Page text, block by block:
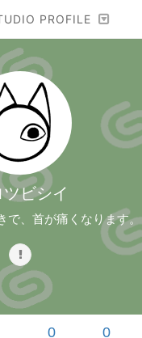
PROFILE
ツビシイ
で、首が痛くなります。
0 0